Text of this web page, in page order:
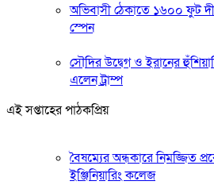
অভিবাসী ঠেকাতে ১৬০০ ফুট
স্পেন
সৌদির উদ্বেগ ও ইরানের
এলেন ট্রাম্প
এই সপ্তাহের পাঠকপ্রিয়
বৈষম্যের অন্ধকারে নিমজ্জিত
ইঞ্জিনিয়ারিং কলেজ